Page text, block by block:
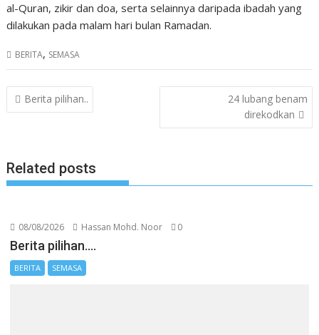
al-Quran, zikir dan doa, serta selainnya daripada ibadah yang
dilakukan pada malam hari bulan Ramadan.
BERITA, SEMASA
Post
navigation
Berita pilihan..
24 lubang benam
direkodkan
Related posts
08/08/2026 Hassan Mohd. Noor 0
Berita pilihan….
BERITA SEMASA